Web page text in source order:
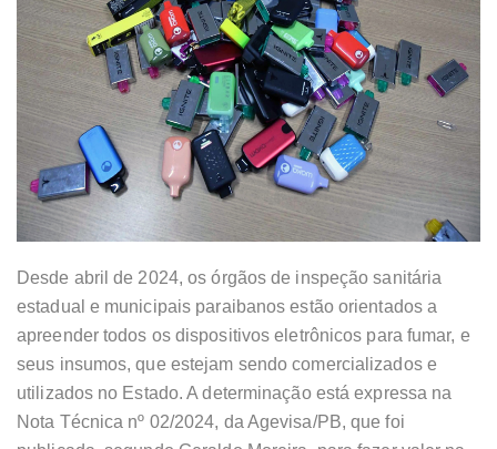
Desde abril de 2024, os órgãos de inspeção sanitária
estadual e municipais paraibanos estão orientados a
apreender todos os dispositivos eletrônicos para fumar, e
seus insumos, que estejam sendo comercializados e
utilizados no Estado. A determinação está expressa na
Nota Técnica nº 02/2024, da Agevisa/PB, que foi